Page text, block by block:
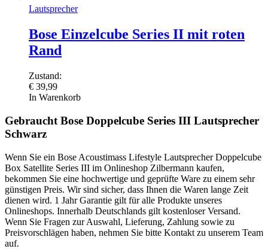
Lautsprecher
Bose Einzelcube Series II mit roten
Rand
Zustand:
€ 39,99
In Warenkorb
Gebraucht Bose Doppelcube Series III Lautsprecher
Schwarz
Wenn Sie ein Bose Acoustimass Lifestyle Lautsprecher Doppelcube
Box Satellite Series III im Onlineshop Zilbermann kaufen,
bekommen Sie eine hochwertige und geprüfte Ware zu einem sehr
günstigen Preis. Wir sind sicher, dass Ihnen die Waren lange Zeit
dienen wird. 1 Jahr Garantie gilt für alle Produkte unseres
Onlineshops. Innerhalb Deutschlands gilt kostenloser Versand.
Wenn Sie Fragen zur Auswahl, Lieferung, Zahlung sowie zu
Preisvorschlägen haben, nehmen Sie bitte Kontakt zu unserem Team
auf.